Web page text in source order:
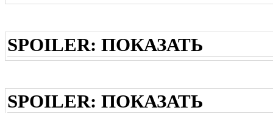
SPOILER: ПОКАЗАТЬ
SPOILER: ПОКАЗАТЬ